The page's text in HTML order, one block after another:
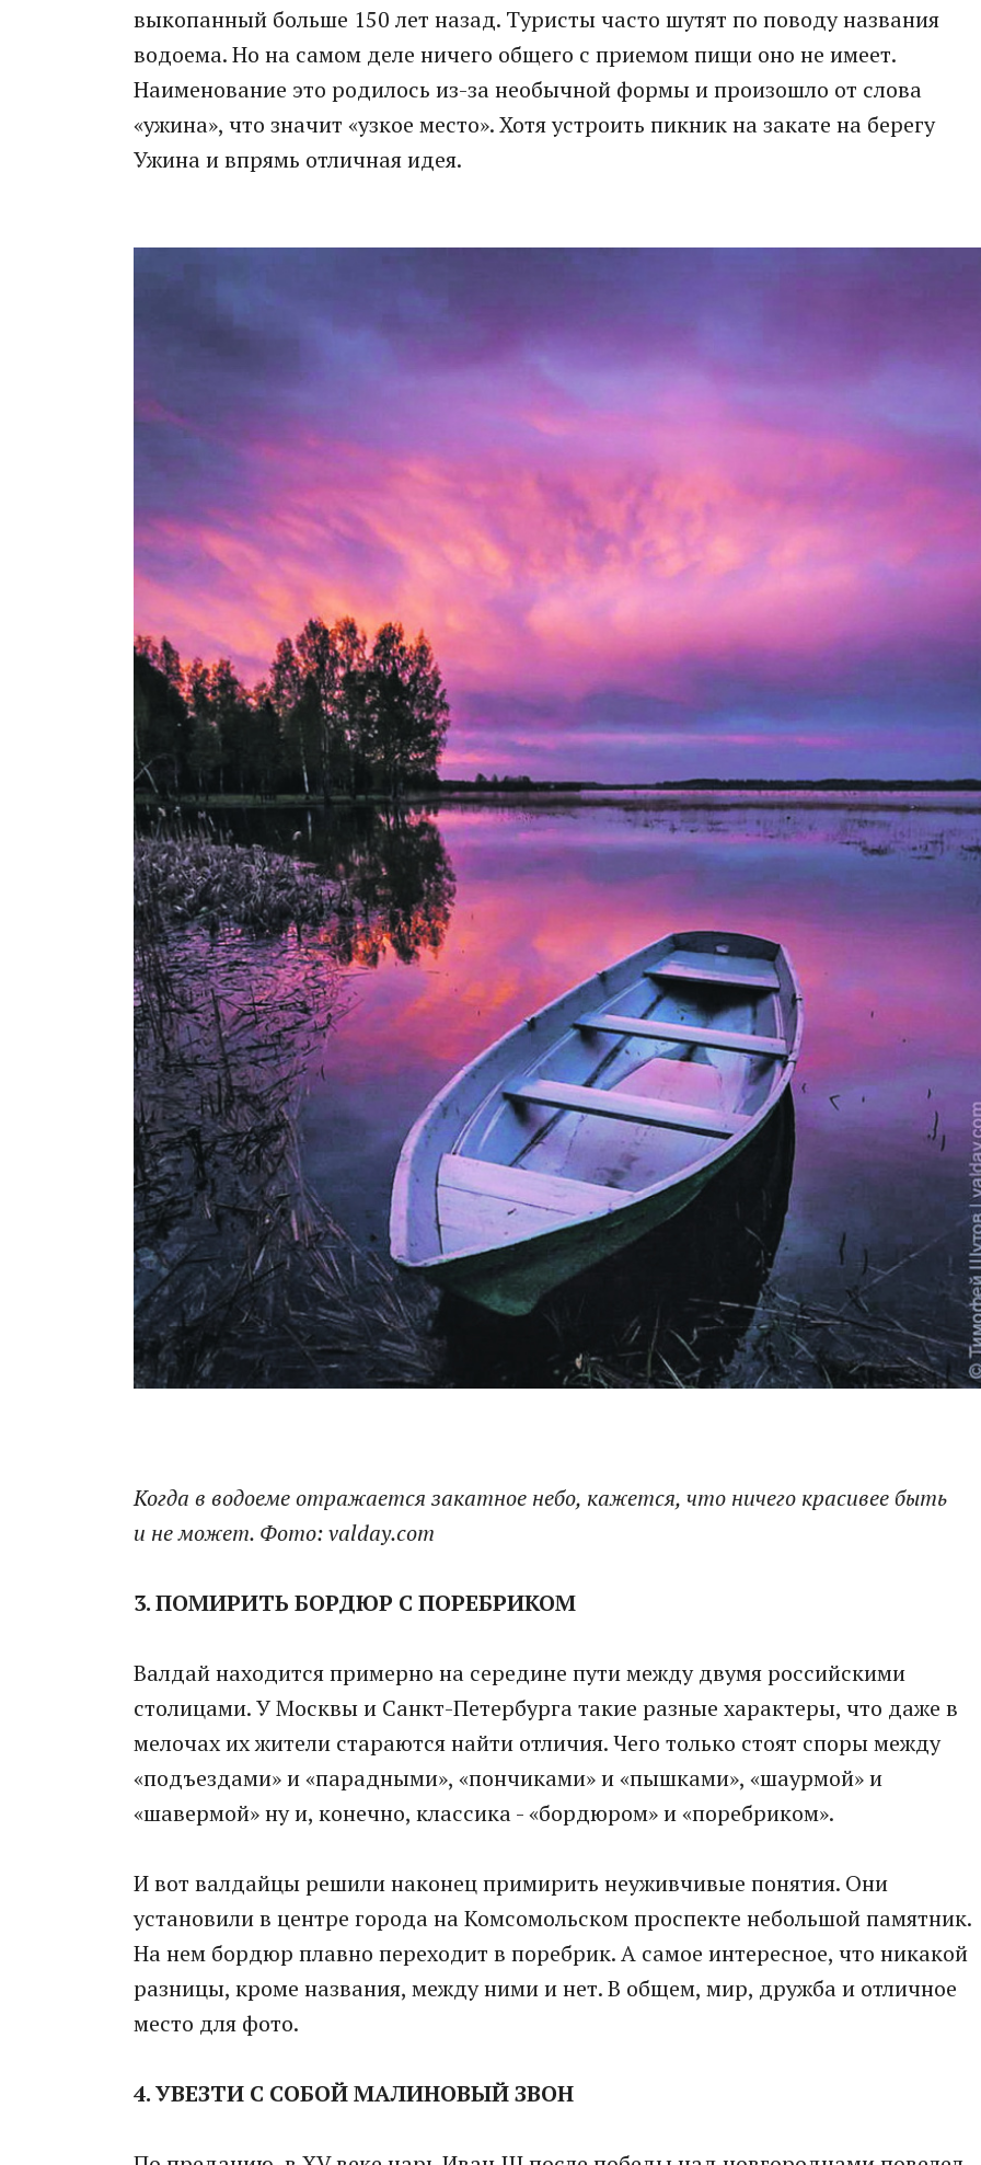
выкопанный больше 150 лет назад. Туристы часто шутят по поводу названия
водоема. Но на самом деле ничего общего с приемом пищи оно не имеет.
Наименование это родилось из-за необычной формы и произошло от слова
«ужина», что значит «узкое место». Хотя устроить пикник на закате на берегу
Ужина и впрямь отличная идея.
Когда в водоеме отражается закатное небо, кажется, что ничего красивее быть
и не может. Фото: valday.com
3. ПОМИРИТЬ БОРДЮР С ПОРЕБРИКОМ
Валдай находится примерно на середине пути между двумя российскими
столицами. У Москвы и Санкт-Петербурга такие разные характеры, что даже в
мелочах их жители стараются найти отличия. Чего только стоят споры между
«подъездами» и «парадными», «пончиками» и «пышками», «шаурмой» и
«шавермой» ну и, конечно, классика - «бордюром» и «поребриком».
И вот валдайцы решили наконец примирить неуживчивые понятия. Они
установили в центре города на Комсомольском проспекте небольшой памятник.
На нем бордюр плавно переходит в поребрик. А самое интересное, что никакой
разницы, кроме названия, между ними и нет. В общем, мир, дружба и отличное
место для фото.
4. УВЕЗТИ С СОБОЙ МАЛИНОВЫЙ ЗВОН